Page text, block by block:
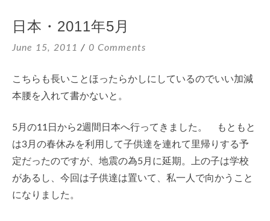
日本・2011年5月
June 15, 2011 0 Comments
こちらも長いことほったらかしにしているのでいい加減
本腰を入れて書かないと。
5月の11日から2週間日本へ行ってきました。 もともと
は3月の春休みを利用して子供達を連れて里帰りする予
定だったのですが、地震の為5月に延期。上の子は学校
があるし、今回は子供達は置いて、私一人で向かうこと
になりました。